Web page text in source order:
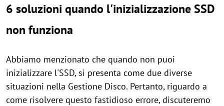
6 soluzioni quando l'inizializzazione SSD
non funziona
Abbiamo menzionato che quando non puoi
inizializzare l'SSD, si presenta come due diverse
situazioni nella Gestione Disco. Pertanto, riguardo a
come risolvere questo fastidioso errore, discuteremo